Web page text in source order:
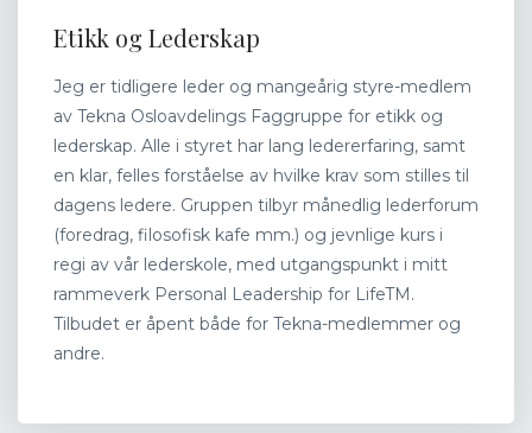
Etikk og Lederskap
Jeg er tidligere leder og mangeårig styre-medlem
av Tekna Osloavdelings Faggruppe for etikk og
lederskap. Alle i styret har lang ledererfaring, samt
en klar, felles forståelse av hvilke krav som stilles til
dagens ledere. Gruppen tilbyr månedlig lederforum
(foredrag, filosofisk kafe mm.) og jevnlige kurs i
regi av vår lederskole, med utgangspunkt i mitt
rammeverk Personal Leadership for LifeTM.
Tilbudet er åpent både for Tekna-medlemmer og
andre.